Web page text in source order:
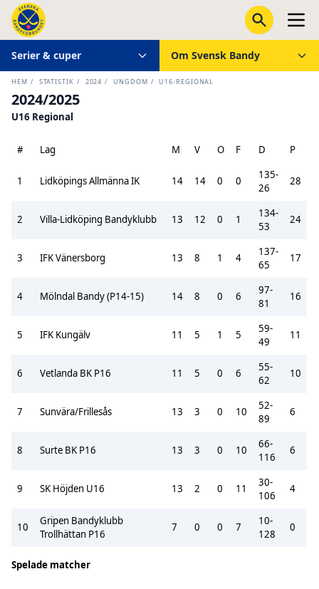
Serier & cuper Om Svensk Bandy
HEM / STATISTIK / 2024 / UNGDOM / U16-REGIONAL
2024/2025
U16 Regional
# Lag M V O F D P
1 Lidköpings Allmänna IK 14 14 0 0
135-
26
28
2 Villa-Lidköping Bandyklubb 13 12 0 1
134-
53
24
3 IFK Vänersborg 13 8 1 4
137-
65
17
4 Mölndal Bandy (P14-15) 14 8 0 6
97-
81
16
5 IFK Kungälv 11 5 1 5
59-
49
11
6 Vetlanda BK P16 11 5 0 6
55-
62
10
7 Sunvära/Frillesås 13 3 0 10
52-
89
6
8 Surte BK P16 13 3 0 10
66-
116
6
9 SK Höjden U16 13 2 0 11
30-
106
4
10
Gripen Bandyklubb
Trollhättan P16
7 0 0 7
10-
128
0
Spelade matcher